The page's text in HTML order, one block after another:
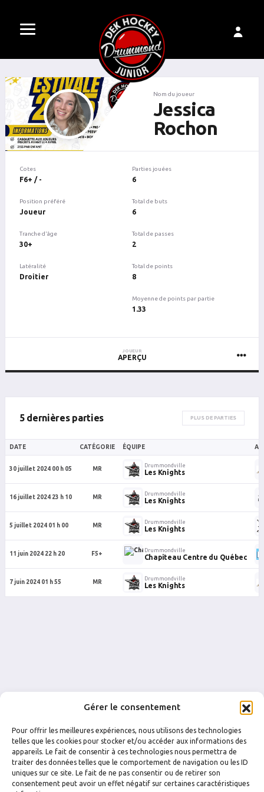
Gérer le consentement
Pour offrir les meilleures expériences, nous utilisons des technologies
telles que les cookies pour stocker et/ou accéder aux informations des
appareils. Le fait de consentir à ces technologies nous permettra de
traiter des données telles que le comportement de navigation ou les ID
uniques sur ce site. Le fait de ne pas consentir ou de retirer son
consentement peut avoir un effet négatif sur certaines caractéristiques
Nom du joueur
Jessica
Rochon
Cotes
F6+ / -
Position préféré
Joueur
Tranche d'âge
30+
Latéralité
Droitier
Parties jouées
6
Total de buts
6
Total de passes
2
Total de points
8
Moyenne de points par partie
1.33
JOUEUR
APERÇU
5 dernières parties PLUS DE PARTIES
DATE CATÉGORIE ÉQUIPE
30 juillet 2024 00 h 05 MR
Drummondville
Les Knights
16 juillet 2024 23 h 10 MR
Drummondville
Les Knights
5 juillet 2024 01 h 00 MR
Drummondville
Les Knights
11 juin 2024 22 h 20 F5+
Drummondville
Chapiteau Centre du Québec
7 juin 2024 01 h 55 MR
Drummondville
Les Knights
FACEBOOK INSTAGRAM